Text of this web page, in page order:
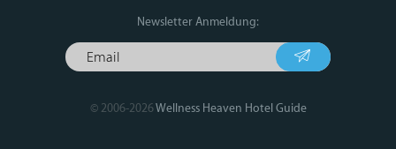
Newsletter Anmeldung:
© 2006-2026Wellness Heaven Hotel Guide